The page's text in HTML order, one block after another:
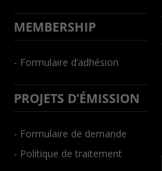
MEMBERSHIP
- Formulaire d’adhésion
PROJETS D’ÉMISSION
- Formulaire de demande
- Politique de traitement